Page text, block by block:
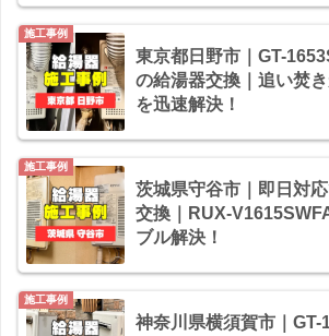
東京都日野市｜GT-
の給湯器交換｜追い焚
を迅速解決！
施工事例
茨城県守谷市｜即日対
交換｜RUX-
ブル解決！
施工事例
神奈川県横須賀市｜
施工事例